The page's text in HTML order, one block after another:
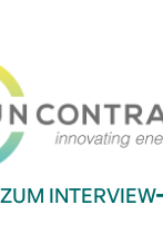
ZUM INTERVIEW